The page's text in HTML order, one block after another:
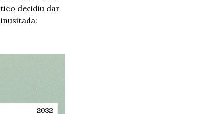
decidiu dar